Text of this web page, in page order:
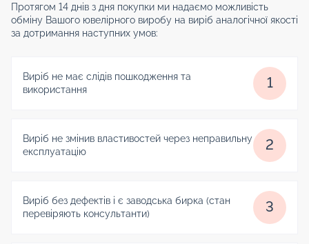
Протягом 14 днів з дня покупки ми надаємо можливість
обміну Вашого ювелірного виробу на виріб аналогічної якості
за дотримання наступних умов:
Виріб не має слідів пошкодження та
використання
1
Виріб не змінив властивостей через неправильну
експлуатацію
2
Виріб без дефектів і є заводська бирка (стан
перевіряють консультанти)
3